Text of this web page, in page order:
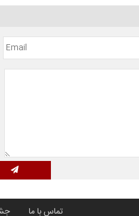
تماس با ما